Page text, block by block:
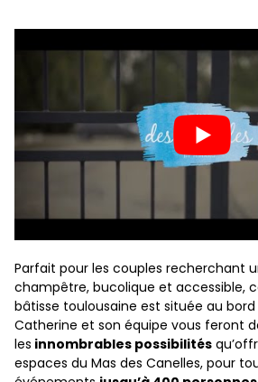
Parfait pour les couples recherchant
champêtre, bucolique et accessible,
bâtisse toulousaine est située au bord
Catherine et son équipe vous feront
les innombrables possibilités
espaces du Mas des Canelles, pour